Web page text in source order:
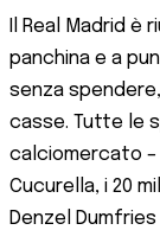
Il Real Madrid
panchina e a
senza
casse. Tutte le
calciomercato –
Cucurella, i 20
Denzel